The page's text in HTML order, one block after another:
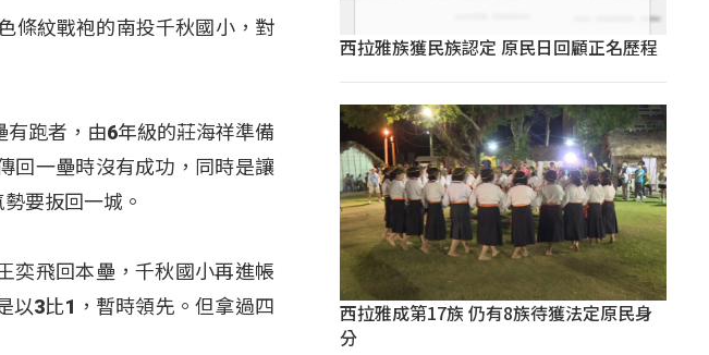
條紋戰袍的南投千秋國小，對
跑者，由6年級的莊海祥準備
回一壘時沒有成功，同時是讓
要扳回一城。
奕飛回本壘，千秋國小再進帳
以3比1，暫時領先。但拿過四
西拉雅族獲民族認定 原民日回顧正名歷程
西拉雅成第17族 仍有8族待獲法定原民身
分